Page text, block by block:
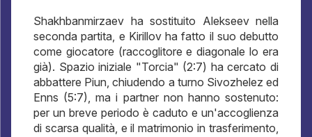
Shakhbanmirzaev ha sostituito Alekseev nella
seconda partita, e Kirillov ha fatto il suo debutto
come giocatore (raccoglitore e diagonale lo era
già). Spazio iniziale "Torcia" (2:7) ha cercato di
abbattere Piun, chiudendo a turno Sivozhelez ed
Enns (5:7), ma i partner non hanno sostenuto:
per un breve periodo è caduto e un'accoglienza
di scarsa qualità, e il matrimonio in trasferimento,